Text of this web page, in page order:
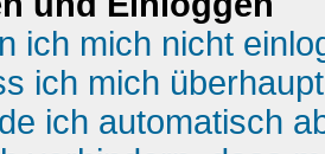
ich mich nicht
ich mich
ich automatisch